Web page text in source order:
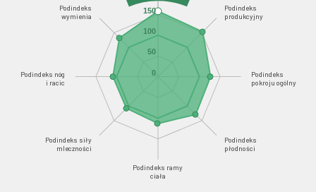
Podindeks
produkcyjny
Podindeks
pokroju ogólny
Podindeks
płodności
Podindeks ramy
ciała
Podindeks siły
mleczności
Podindeks nóg
i racic
Podindeks
wymienia
0
50
100
150